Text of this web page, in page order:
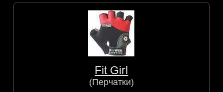
Fit Girl
(Перчатки)